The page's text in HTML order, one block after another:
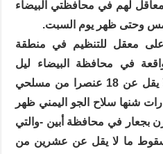
معاقل لهم في محافظتي البيضاء
وحتى ظهر يوم السبت.
على معقل للتنظيم في منطقة
في محافظة البيضاء ليل
الأمس اسفر عن مصرع ما لا يقل عن 18 عنصرا من مسلحي
شنها سلاح الجو اليمني ظهر
بجعار في محافظة أبين -والتي
ما لا يقل عن عشرين من